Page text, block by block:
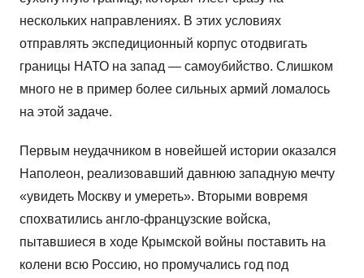
нескольких направлениях. В этих условиях
отправлять экспедиционный корпус отодвигать
границы НАТО на запад — самоубийство. Слишком
много не в пример более сильных армий ломалось
на этой задаче.
Первым неудачником в новейшей истории оказался
Наполеон, реализовавший давнюю западную мечту
«увидеть Москву и умереть». Вторыми вовремя
спохватились англо-французские войска,
пытавшиеся в ходе Крымской войны поставить на
колени всю Россию, но промучались год под